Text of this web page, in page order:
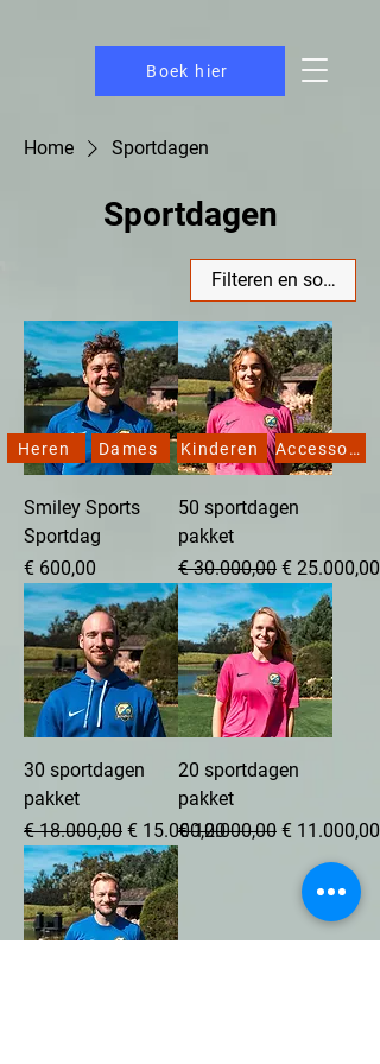
Boek hier
Home Sportdagen
Sportdagen
Filteren en sorteren
Smiley Sports
Sportdag
Prijs
€ 600,00
50 sportdagen
pakket
Normale prijs
€ 30.000,00 Verkoopprijs
€ 25.000,00
30 sportdagen
pakket
Normale prijs
€ 18.000,00 Verkoopprijs
€ 15.000,00
20 sportdagen
pakket
Normale prijs
€ 12.000,00 Verkoopprijs
€ 11.000,00
Heren Dames Kinderen Accessoires